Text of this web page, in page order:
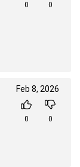
0 0
Feb 8, 2026
0 0